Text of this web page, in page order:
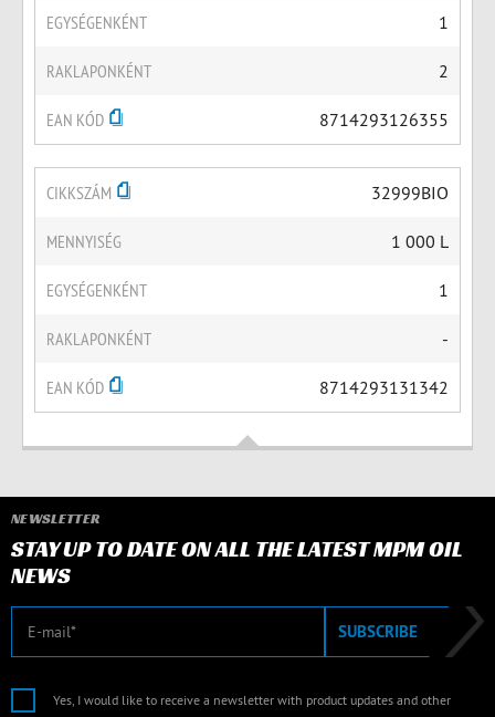
EGYSÉGENKÉNT 1
RAKLAPONKÉNT 2
EAN KÓD 8714293126355
CIKKSZÁM 32999BIO
MENNYISÉG 1 000 L
EGYSÉGENKÉNT 1
RAKLAPONKÉNT -
EAN KÓD 8714293131342
NEWSLETTER
STAY UP TO DATE ON ALL THE LATEST MPM OIL
NEWS
E-mail SUBSCRIBE
Yes, I would like to receive a newsletter with product updates and other